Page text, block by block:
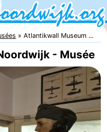
Atlantikwall Museum ...
- Musée